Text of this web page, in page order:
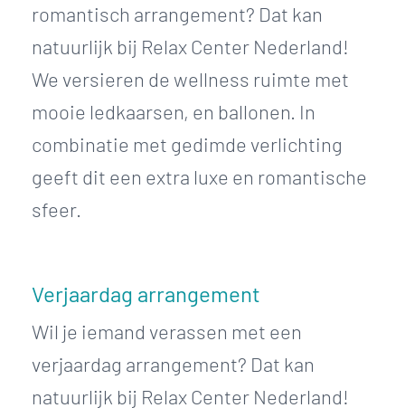
romantisch arrangement? Dat kan
natuurlijk bij Relax Center Nederland!
We versieren de wellness ruimte met
mooie ledkaarsen, en ballonen. In
combinatie met gedimde verlichting
geeft dit een extra luxe en romantische
sfeer.
Verjaardag arrangement
Wil je iemand verassen met een
verjaardag arrangement? Dat kan
natuurlijk bij Relax Center Nederland!